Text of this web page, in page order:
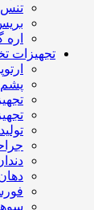
تنس
تجهیزات